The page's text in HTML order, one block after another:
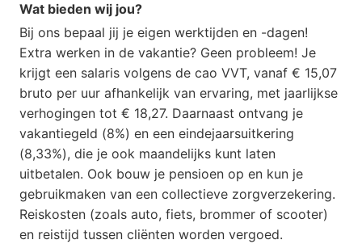
Wat bieden wij jou?
Bij ons bepaal jij je eigen werktijden en -dagen!
Extra werken in de vakantie? Geen probleem! Je
krijgt een salaris volgens de cao VVT, vanaf € 15,07
bruto per uur afhankelijk van ervaring, met jaarlijkse
verhogingen tot € 18,27. Daarnaast ontvang je
vakantiegeld (8%) en een eindejaarsuitkering
(8,33%), die je ook maandelijks kunt laten
uitbetalen. Ook bouw je pensioen op en kun je
gebruikmaken van een collectieve zorgverzekering.
Reiskosten (zoals auto, fiets, brommer of scooter)
en reistijd tussen cliënten worden vergoed.